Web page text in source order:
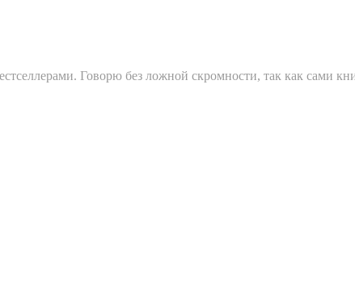
Говорю без ложной скромности, так как сами